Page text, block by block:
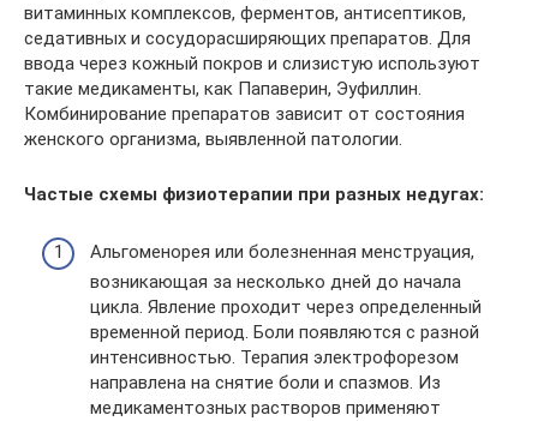
витаминных комплексов, ферментов, антисептиков,
седативных и сосудорасширяющих препаратов. Для
ввода через кожный покров и слизистую используют
такие медикаменты, как Папаверин, Эуфиллин.
Комбинирование препаратов зависит от состояния
женского организма, выявленной патологии.
Частые схемы физиотерапии при разных недугах:
Альгоменорея или болезненная менструация,
возникающая за несколько дней до начала
цикла. Явление проходит через определенный
временной период. Боли появляются с разной
интенсивностью. Терапия электрофорезом
направлена на снятие боли и спазмов. Из
медикаментозных растворов применяют